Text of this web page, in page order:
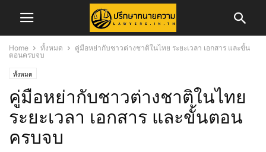
Home ทั้งหมด
คู่มือหย่ากับชาวต่างชาติในไทย ระยะเวลา เอกสาร และขั้น
ตอนครบจบ
ทั้งหมด
คู่มือหย่ากับชาวต่างชาติในไทย
ระยะเวลา เอกสาร และขั้นตอน
ครบจบ